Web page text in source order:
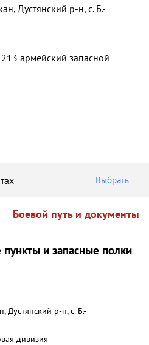
Дустянский р-н, с. Б.-
армейский запасной
Выбрать
Боевой путь и документы
и запасные полки
Дустянский р-н, с. Б.-
дивизия